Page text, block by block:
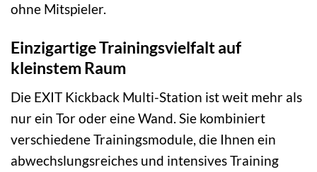
ohne Mitspieler.
Einzigartige Trainingsvielfalt auf
kleinstem Raum
Die EXIT Kickback Multi-Station ist weit mehr als
nur ein Tor oder eine Wand. Sie kombiniert
verschiedene Trainingsmodule, die Ihnen ein
abwechslungsreiches und intensives Training